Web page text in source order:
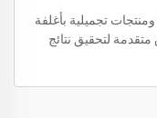
تجميلية بأغلفة
متقدمة لتحقيق نتائج